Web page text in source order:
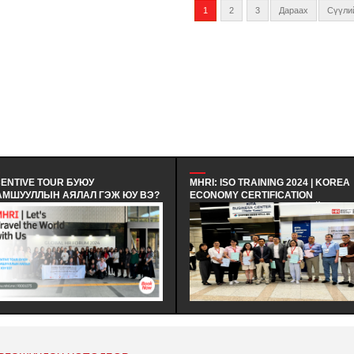
1 2 3 Дараах
MHRI: ISO TRAINING 2024 | KOREA
ECONOMY CERTIFICATION
REGISTRAR - БНСУ-Н ЭДИЙН
ЗАСГИЙН ГЭРЧИЛГЭЭЖҮҮЛЭХ
ЗӨВЛӨЛИЙН МЭРГЭШҮҮЛЭХ ТУСГАЙ
ХӨТӨЛБӨРТ ЗОЧИН ТӨЛӨӨЛӨГЧӨӨР
ОРОЛЦОЖ, БНСУ-Н ААН БОЛОН ТӨР
ЗАХИРГААНЫ БАЙГУУЛЛАГЫН ҮЙЛ
АЖИЛЛАГААТАЙ ТАНИЛЦАЖ
ТУРШЛАГА СУДЛАХ АЛБАН
МХНИ: ЭЕРЭГ
ҮЙЛ АЖИЛЛАГААГ
| ХАРИЛЦАА
СУРГАЛТ - ЭЕРЭГ
БАГИЙН ҮЙЛ
САЙЖРУУЛАХ НЬ |
ХАНДЛАГЫН БАГЦ
ЗОХИОН